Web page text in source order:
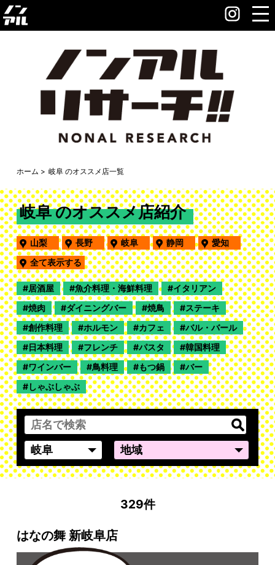
ホーム 岐阜 のオススメ店一覧
岐阜 のオススメ店紹介
山梨 長野 岐阜 静岡
愛知
全て表示する
居酒屋 魚介料理・海鮮料理
イタリアン
焼肉
ダイニングバー 焼鳥
ステーキ
創作料理
ホルモン カフェ
バル・バール
日本料理
フレンチ パスタ
韓国料理
ワインバー
鳥料理 もつ鍋
バー
しゃぶしゃぶ
329件
はなの舞 新岐阜店